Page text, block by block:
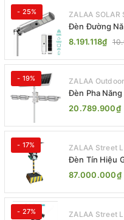
- 25% ZALAA SOLAR
Đèn Đường
ZALAA ZL-
8.191.118₫
- 19% ZALAA
Đèn Pha
Jsc Chống
20.789.900₫
- 17% ZALAA Street
Đèn Tín Hiệu
Trời ZALAA
87.000.000₫
- 27% ZALAA Street